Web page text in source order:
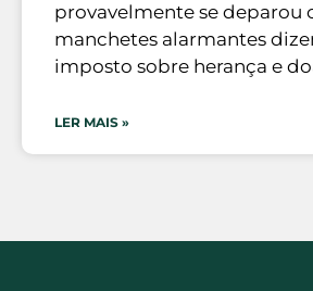
provavelmente se deparou
manchetes alarmantes
imposto sobre herança e
LER MAIS »